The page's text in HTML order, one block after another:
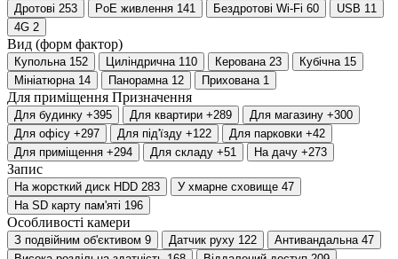
Дротові 253 PoE живлення 141 Бездротові Wi-Fi 60 USB 11
4G 2
Вид (форм фактор)
Купольна 152 Циліндрична 110 Керована 23 Кубічна 15
Мініатюрна 14 Панорамна 12 Прихована 1
Для приміщення Призначення
Для будинку +395 Для квартири +289 Для магазину +300
Для офісу +297 Для під'їзду +122 Для парковки +42
Для приміщення +294 Для складу +51 На дачу +273
Запис
На жорсткий диск HDD 283 У хмарне сховище 47
На SD карту пам'яті 196
Особливості камери
З подвійним об'єктивом 9 Датчик руху 122 Антивандальна 47